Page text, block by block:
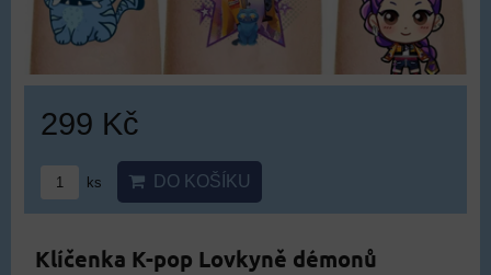
299 Kč
ks DO KOŠÍKU
Klíčenka K-pop Lovkyně démonů